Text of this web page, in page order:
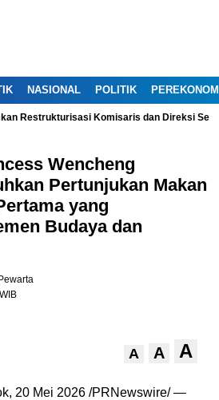
NASIONAL POLITIK
Restrukturisasi Komisaris dan Direksi
Wencheng
Pertunjukan Makan
yang
Budaya dan
A A A
20 Mei 2026 /PRNewswire/ —